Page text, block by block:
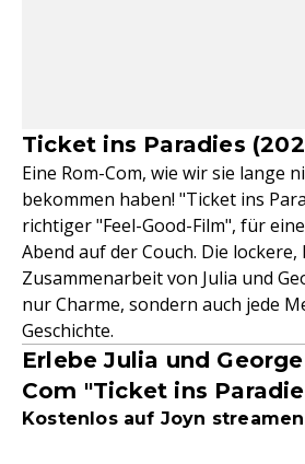
Ticket ins Paradies
Eine Rom-Com, wie wir sie lange
bekommen haben! "Ticket ins
richtiger "Feel-Good-Film", für
Abend auf der Couch. Die
Zusammenarbeit von Julia und
nur Charme, sondern auch jede
Geschichte.
Erlebe Julia und
Com "Ticket ins
Kostenlos auf Joyn streamen